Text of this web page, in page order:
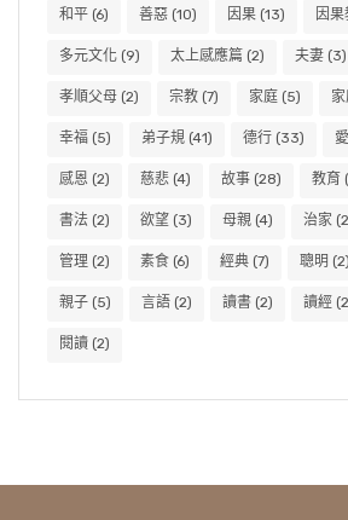
和平 (6) 善惡 (10) 因果 (13) 因果
多元文化 (9) 太上感應篇 (2) 夫妻 (3)
孝順父母 (2) 宗教 (7) 家庭 (5)
幸福 (5) 弟子規 (41) 德行 (33)
感恩 (2) 慈悲 (4) 故事 (28) 教育
書法 (2) 欲望 (3) 母親 (4) 治家
管理 (2) 素食 (6) 經典 (7) 聰明 (2)
親子 (5) 言語 (2) 讀書 (2) 讀經
閱讀 (2)